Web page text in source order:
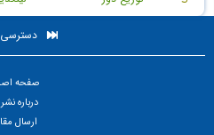
صفحه
درباره
ارسال